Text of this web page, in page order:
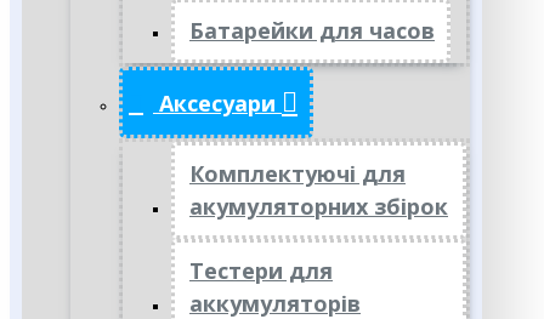
Батарейки для часов
Аксесуари
Комплектуючі для
акумуляторних збірок
Тестери для
аккумуляторів